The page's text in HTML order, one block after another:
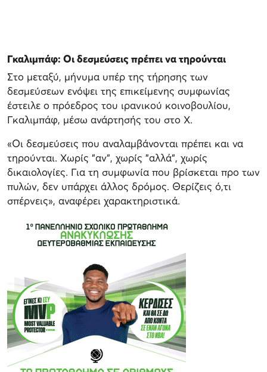
Γκαλιμπάφ: Οι δεσμεύσεις πρέπει να τηρούνται
Στο μεταξύ, μήνυμα υπέρ της τήρησης των
δεσμεύσεων ενόψει της επικείμενης συμφωνίας
έστειλε ο πρόεδρος του ιρανικού κοινοβουλίου,
Γκαλιμπάφ, μέσω ανάρτησής του στο X.
«Οι δεσμεύσεις που αναλαμβάνονται πρέπει και να
τηρούνται. Χωρίς "αν", χωρίς "αλλά", χωρίς
δικαιολογίες. Για τη συμφωνία που βρίσκεται προ των
πυλών, δεν υπάρχει άλλος δρόμος. Θερίζεις ό,τι
σπέρνεις», αναφέρει χαρακτηριστικά.